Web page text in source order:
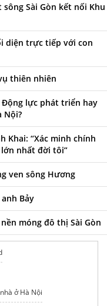
Sài Gòn kết nối Khu
diện trực tiếp với con
thiên nhiên
Động lực phát triển hay
Nội?
Khai: “Xác minh chính
nhất đời tôi”
ven sông Hương
Bảy
móng đô thị Sài Gòn
ở Hà Nội